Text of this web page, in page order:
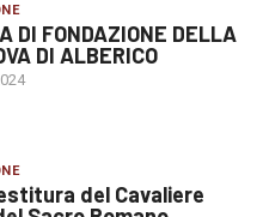
DI FONDAZIONE DELLA
DI ALBERICO
del Cavaliere